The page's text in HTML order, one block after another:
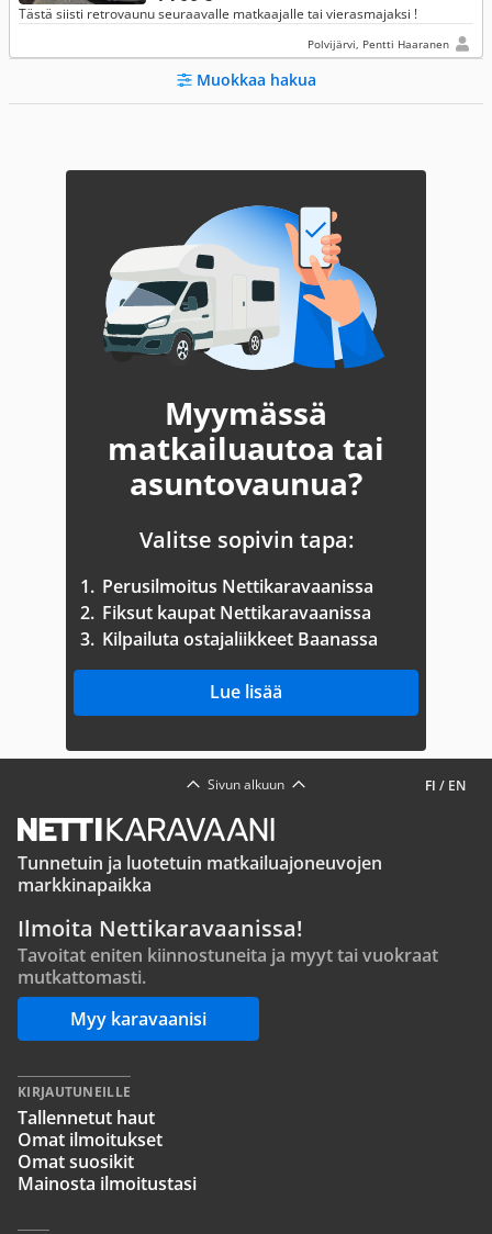
Tästä siisti retrovaunu seuraavalle matkaajalle tai vierasmajaksi !
Polvijärvi, Pentti Haaranen
Muokkaa hakua
Myymässä
matkailuautoa tai
asuntovaunua?
Valitse sopivin tapa:
1. Perusilmoitus Nettikaravaanissa
2. Fiksut kaupat Nettikaravaanissa
3. Kilpailuta ostajaliikkeet Baanassa
Lue lisää
FI / EN
Sivun alkuun
Tunnetuin ja luotetuin matkailuajoneuvojen
markkinapaikka
Ilmoita Nettikaravaanissa!
Tavoitat eniten kiinnostuneita ja myyt tai vuokraat
mutkattomasti.
Myy karavaanisi
KIRJAUTUNEILLE
Tallennetut haut
Omat ilmoitukset
Omat suosikit
Mainosta ilmoitustasi